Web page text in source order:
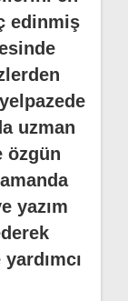
edinmiş
uzman
özgün
yazım